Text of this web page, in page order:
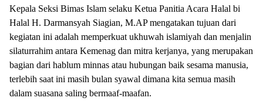
Kepala Seksi Bimas Islam selaku Ketua Panitia Acara Halal bi
Halal H. Darmansyah Siagian, M.AP mengatakan tujuan dari
kegiatan ini adalah memperkuat ukhuwah islamiyah dan menjalin
silaturrahim antara Kemenag dan mitra kerjanya, yang merupakan
bagian dari hablum minnas atau hubungan baik sesama manusia,
terlebih saat ini masih bulan syawal dimana kita semua masih
dalam suasana saling bermaaf-maafan.